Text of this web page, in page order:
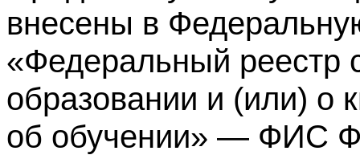
внесены в
«Федеральный реестр
образовании и (или) о
об обучении» — ФИС